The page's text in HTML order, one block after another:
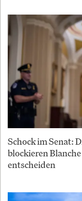
Schock im Senat:
blockieren
entscheiden